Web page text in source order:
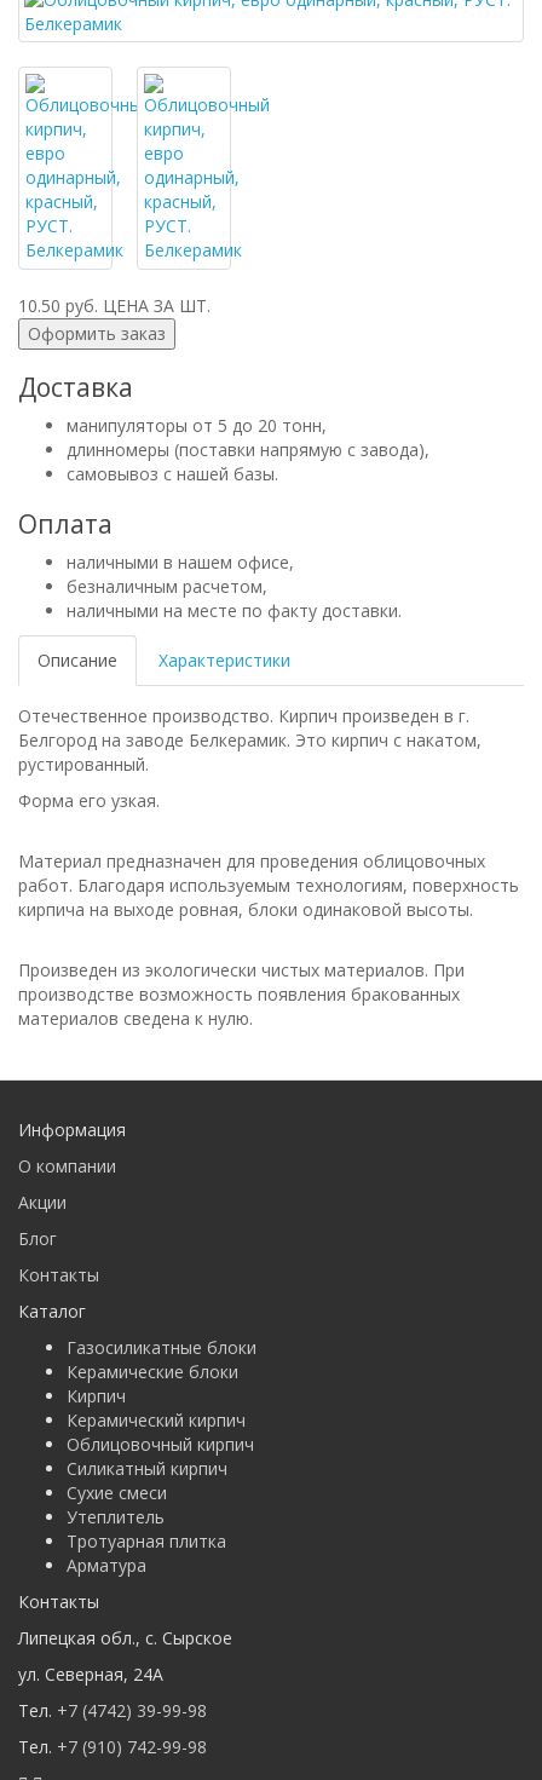
10.50 руб. ЦЕНА ЗА ШТ.
Оформить заказ
Доставка
манипуляторы от 5 до 20 тонн,
длинномеры (поставки напрямую с завода),
самовывоз с нашей базы.
Оплата
наличными в нашем офисе,
безналичным расчетом,
наличными на месте по факту доставки.
Описание Характеристики
Отечественное производство. Кирпич произведен в г.
Белгород на заводе Белкерамик. Это кирпич с накатом,
рустированный.
Форма его узкая.
Материал предназначен для проведения облицовочных
работ. Благодаря используемым технологиям, поверхность
кирпича на выходе ровная, блоки одинаковой высоты.
Произведен из экологически чистых материалов. При
производстве возможность появления бракованных
материалов сведена к нулю.
Информация
О компании
Акции
Блог
Контакты
Каталог
Газосиликатные блоки
Керамические блоки
Кирпич
Керамический кирпич
Облицовочный кирпич
Силикатный кирпич
Сухие смеси
Утеплитель
Тротуарная плитка
Арматура
Контакты
Липецкая обл., с. Cырское
ул. Северная, 24А
Тел. +7 (4742) 39-99-98
Тел. +7 (910) 742-99-98